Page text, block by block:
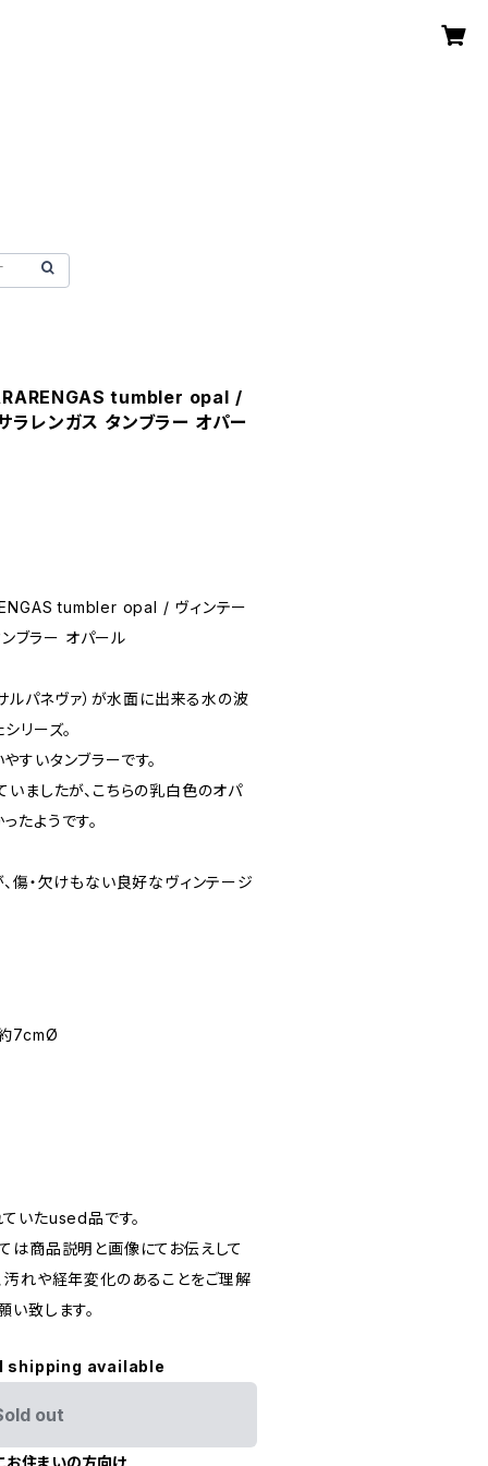
tumbler opal /
ラレンガス タンブラー オパー
tumbler opal / ヴィンテー
ブラー オパール
パネヴァ）が水面に出来る水の波
リーズ。
いタンブラーです。
ましたが、こちらの乳白色のオパ
たようです。
傷・欠けもない良好なヴィンテージ
7cmØ
いたused品です。
は商品説明と画像にてお伝えして
汚れや経年変化のあることをご理解
致します。
shipping available
out